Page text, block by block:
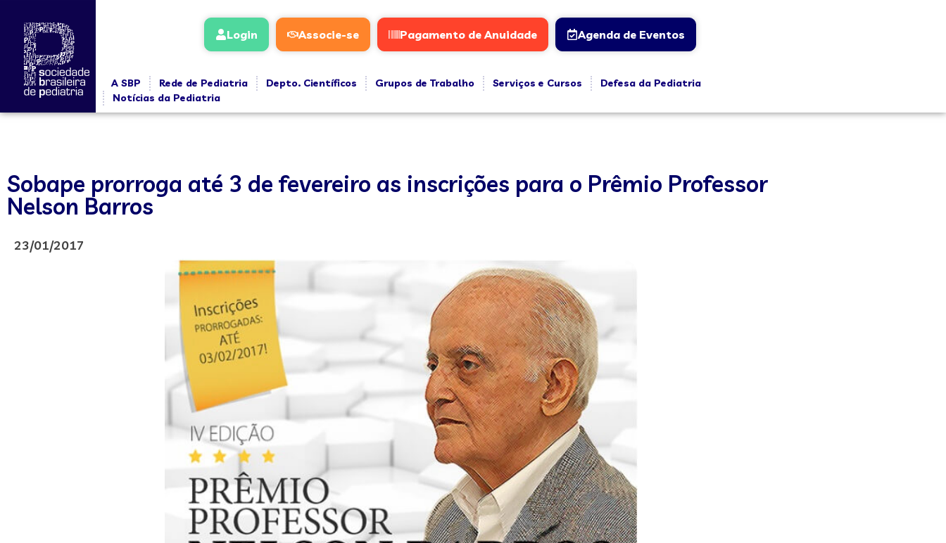
Login Associe-se Pagamento de Anuidade Agenda de Eventos
A SBP Rede de Pediatria Depto. Científicos Grupos de Trabalho Serviços e Cursos
Defesa da Pediatria
Notícias da Pediatria
Sobape prorroga até 3 de fevereiro as inscrições para o Prêmio Professor
Nelson Barros
23/01/2017